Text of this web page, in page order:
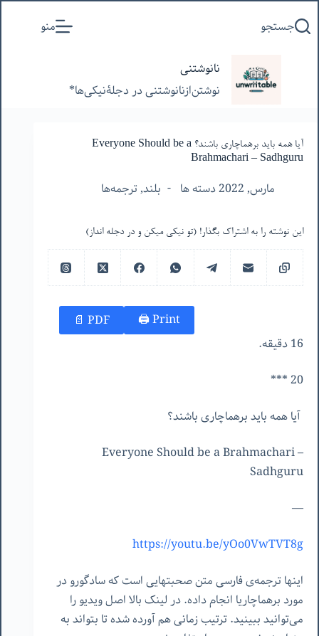
به
جستجو منو
نانوشتنی
نوشتن‌از‌نانوشتنی‌ در‌ دجلۀنیکی‌ها*
آیا همه باید برهماچاری باشند؟ Everyone Should be a
Brahmachari – Sadhguru
مارس, 2022 دسته ها بلند,ترجمه‌ها
این نوشته را به اشتراک بگذار! (تو نیکی میکن و در دجله انداز)
Print 🖨
PDF 📄
16 دقیقه.
20 ***
آیا همه باید برهماچاری باشند؟
Everyone Should be a Brahmachari –
Sadhguru
—
https://youtu.be/yOo0VwTVT8g
اینها ترجمه‌ی فارسی متن صحبتهایی است که سادگورو در
مورد برهماچاریا انجام داده. در لینک بالا اصل ویدیو را
می‌توانید ببینید. ترتیب زمانی هم آورده شده تا بتواند به